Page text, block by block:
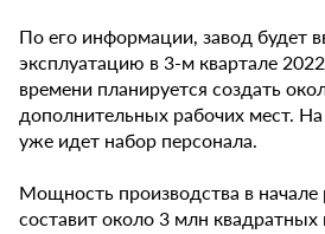
По его информации, завод будет
эксплуатацию в 3-м квартале
времени планируется создать
дополнительных рабочих мест.
уже идет набор персонала.
Мощность производства в начале
составит около 3 млн квадратных